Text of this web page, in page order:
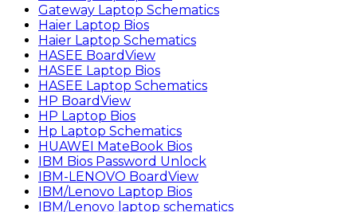
Gateway Laptop Schematics
Haier Laptop Bios
Haier Laptop Schematics
HASEE BoardView
HASEE Laptop Bios
HASEE Laptop Schematics
HP BoardView
HP Laptop Bios
Hp Laptop Schematics
HUAWEI MateBook Bios
IBM Bios Password Unlock
IBM-LENOVO BoardView
IBM/Lenovo Laptop Bios
IBM/Lenovo laptop schematics